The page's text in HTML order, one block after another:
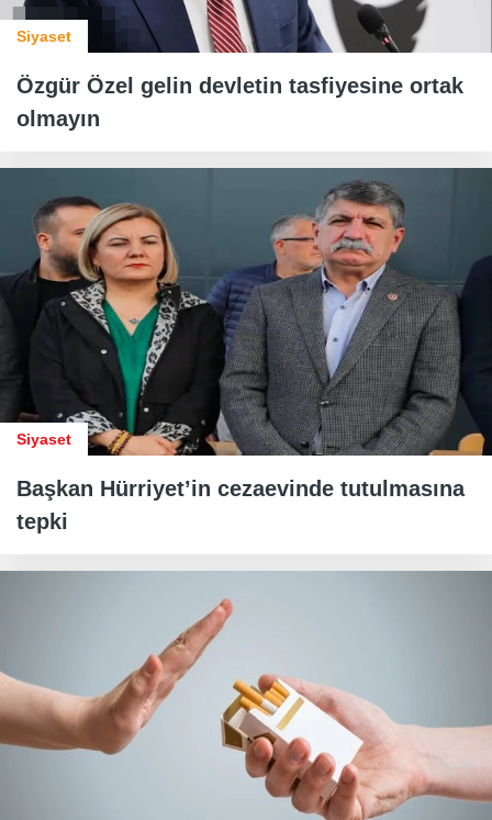
Siyaset
Özgür Özel gelin devletin tasfiyesine ortak
olmayın
Siyaset
Başkan Hürriyet’in cezaevinde tutulmasına
tepki